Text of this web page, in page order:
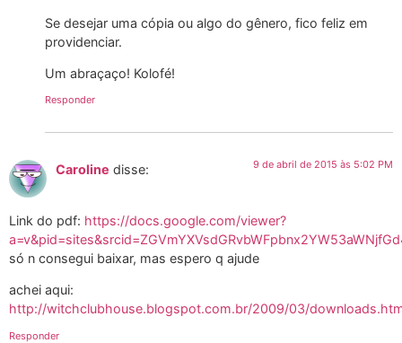
Se desejar uma cópia ou algo do gênero, fico feliz em
providenciar.
Um abraçaço! Kolofé!
Responder
Caroline disse: 9 de abril de 2015 às 5:02 PM
Link do pdf: https://docs.google.com/viewer?
só n consegui baixar, mas espero q ajude
achei aqui:
http://witchclubhouse.blogspot.com.br/2009/03/
Responder